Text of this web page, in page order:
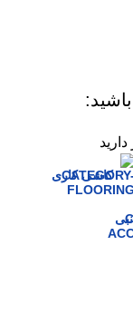
کاشی کاری